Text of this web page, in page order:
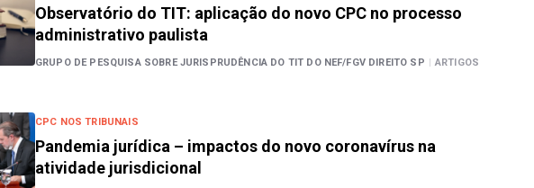
Observatório do TIT: aplicação do novo CPC no processo
administrativo paulista
GRUPO DE PESQUISA SOBRE JURISPRUDÊNCIA DO TIT DO NEF/FGV DIREITO SP | ARTIGOS
CPC NOS TRIBUNAIS
Pandemia jurídica – impactos do novo coronavírus na
atividade jurisdicional